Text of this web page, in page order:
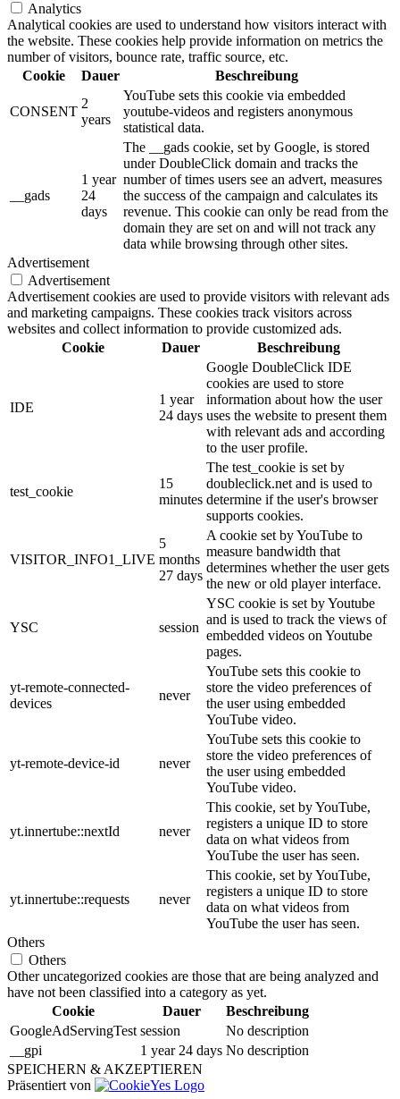
Analytics
Analytical cookies are used to understand how visitors interact with
the website. These cookies help provide information on metrics the
number of visitors, bounce rate, traffic source, etc.
Cookie
Dauer Beschreibung
CONSENT
2
years
YouTube sets this cookie via embedded
youtube-videos and registers anonymous
statistical data.
__gads
1 year
24
days
The __gads cookie, set by Google, is stored
under DoubleClick domain and tracks the
number of times users see an advert, measures
the success of the campaign and calculates its
revenue. This cookie can only be read from the
domain they are set on and will not track any
data while browsing through other sites.
Advertisement
Advertisement
Advertisement cookies are used to provide visitors with relevant ads
and marketing campaigns. These cookies track visitors across
websites and collect information to provide customized ads.
Cookie
Dauer Beschreibung
IDE
1 year
24 days
Google DoubleClick IDE
cookies are used to store
information about how the user
uses the website to present them
with relevant ads and according
to the user profile.
test_cookie
15
minutes
The test_cookie is set by
doubleclick.net and is used to
determine if the user's browser
supports cookies.
VISITOR_INFO1_LIVE
5
months
27 days
A cookie set by YouTube to
measure bandwidth that
determines whether the user gets
the new or old player interface.
YSC session
YSC cookie is set by Youtube
and is used to track the views of
embedded videos on Youtube
pages.
yt-remote-connected-
devices
never
YouTube sets this cookie to
store the video preferences of
the user using embedded
YouTube video.
yt-remote-device-id never
YouTube sets this cookie to
store the video preferences of
the user using embedded
YouTube video.
yt.innertube::nextId never
This cookie, set by YouTube,
registers a unique ID to store
data on what videos from
YouTube the user has seen.
yt.innertube::requests never
This cookie, set by YouTube,
registers a unique ID to store
data on what videos from
YouTube the user has seen.
Others
Others
Other uncategorized cookies are those that are being analyzed and
have not been classified into a category as yet.
Cookie
Dauer
Beschreibung
GoogleAdServingTest session
No description
__gpi
1 year 24 days No description
SPEICHERN & AKZEPTIEREN
Präsentiert von